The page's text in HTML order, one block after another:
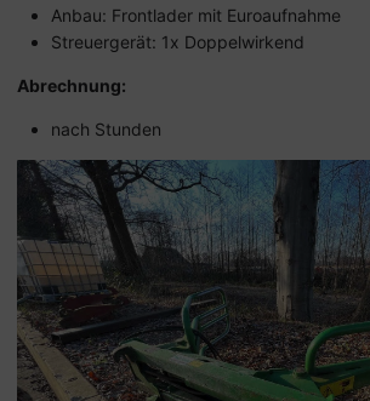
Anbau: Frontlader mit Euroaufnahme
Streuergerät: 1x Doppelwirkend
Abrechnung:
nach Stunden